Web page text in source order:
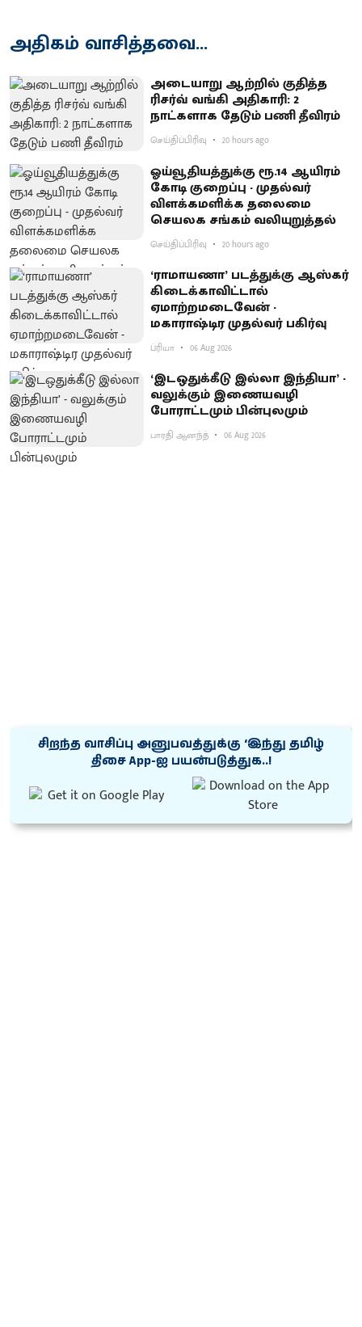
அதிகம் வாசித்தவை...
அடையாறு ஆற்றில் குதித்த
ரிசர்வ் வங்கி அதிகாரி: 2
நாட்களாக தேடும் பணி தீவிரம்
செய்திப்பிரிவு 20 hours ago
ஓய்வூதியத்துக்கு ரூ.14 ஆயிரம்
கோடி குறைப்பு - முதல்வர்
விளக்கமளிக்க தலைமை
செயலக சங்கம் வலியுறுத்தல்
செய்திப்பிரிவு 20 hours ago
‘ராமாயணா’ படத்துக்கு ஆஸ்கர்
கிடைக்காவிட்டால்
ஏமாற்றமடைவேன் -
மகாராஷ்டிர முதல்வர் பகிர்வு
ப்ரியா 06 Aug 2026
‘இடஒதுக்கீடு இல்லா இந்தியா’ -
வலுக்கும் இணையவழி
போராட்டமும் பின்புலமும்
பாரதி ஆனந்த் 06 Aug 2026
சிறந்த வாசிப்பு அனுபவத்துக்கு ‘இந்து தமிழ்
திசை App-ஐ பயன்படுத்துக..!